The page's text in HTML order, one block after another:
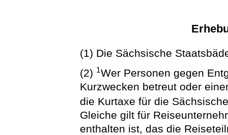
(1) Die Sächsische
(2) 1Wer Personen gegen
Kurzwecken betreut oder
die Kurtaxe für die
Gleiche gilt für
enthalten ist, das die